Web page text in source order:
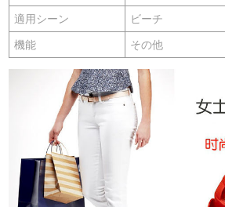
適用シーン ビーチ
機能 その他